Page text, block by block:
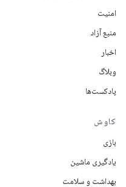
امنیت
منبع آزاد
اخبار
وبلاگ
پادکست‌ها
کاوش
بازی
یادگیری ماشین
بهداشت و سلامت